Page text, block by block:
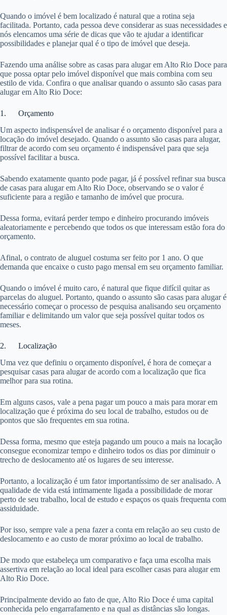
Quando o imóvel é bem localizado é natural que a rotina seja
facilitada. Portanto, cada pessoa deve considerar as suas necessidades e
nós elencamos uma série de dicas que vão te ajudar a identificar
possibilidades e planejar qual é o tipo de imóvel que deseja.
Fazendo uma análise sobre as casas para alugar em Alto Rio Doce para
que possa optar pelo imóvel disponível que mais combina com seu
estilo de vida. Confira o que analisar quando o assunto são casas para
alugar em Alto Rio Doce:
1. Orçamento
Um aspecto indispensável de analisar é o orçamento disponível para a
locação do imóvel desejado. Quando o assunto são casas para alugar,
filtrar de acordo com seu orçamento é indispensável para que seja
possível facilitar a busca.
Sabendo exatamente quanto pode pagar, já é possível refinar sua busca
de casas para alugar em Alto Rio Doce, observando se o valor é
suficiente para a região e tamanho de imóvel que procura.
Dessa forma, evitará perder tempo e dinheiro procurando imóveis
aleatoriamente e percebendo que todos os que interessam estão fora do
orçamento.
Afinal, o contrato de aluguel costuma ser feito por 1 ano. O que
demanda que encaixe o custo pago mensal em seu orçamento familiar.
Quando o imóvel é muito caro, é natural que fique difícil quitar as
parcelas do aluguel. Portanto, quando o assunto são casas para alugar é
necessário começar o processo de pesquisa analisando seu orçamento
familiar e delimitando um valor que seja possível quitar todos os
meses.
2. Localização
Uma vez que definiu o orçamento disponível, é hora de começar a
pesquisar casas para alugar de acordo com a localização que fica
melhor para sua rotina.
Em alguns casos, vale a pena pagar um pouco a mais para morar em
localização que é próxima do seu local de trabalho, estudos ou de
pontos que são frequentes em sua rotina.
Dessa forma, mesmo que esteja pagando um pouco a mais na locação
consegue economizar tempo e dinheiro todos os dias por diminuir o
trecho de deslocamento até os lugares de seu interesse.
Portanto, a localização é um fator importantíssimo de ser analisado. A
qualidade de vida está intimamente ligada a possibilidade de morar
perto de seu trabalho, local de estudo e espaços os quais frequenta com
assiduidade.
Por isso, sempre vale a pena fazer a conta em relação ao seu custo de
deslocamento e ao custo de morar próximo ao local de trabalho.
De modo que estabeleça um comparativo e faça uma escolha mais
assertiva em relação ao local ideal para escolher casas para alugar em
Alto Rio Doce.
Principalmente devido ao fato de que, Alto Rio Doce é uma capital
conhecida pelo engarrafamento e na qual as distâncias são longas.